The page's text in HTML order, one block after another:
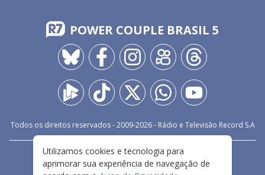
POWER COUPLE BRASIL 5
Todos os direitos reservados - 2009-2026- Rádio e Televisão Record S.A
FALE CONOSCO
PRIVACIDADE
TERMOS E CONDIÇÕES DE USO
Utilizamos cookies e tecnologia para
aprimorar sua experiência de navegação de